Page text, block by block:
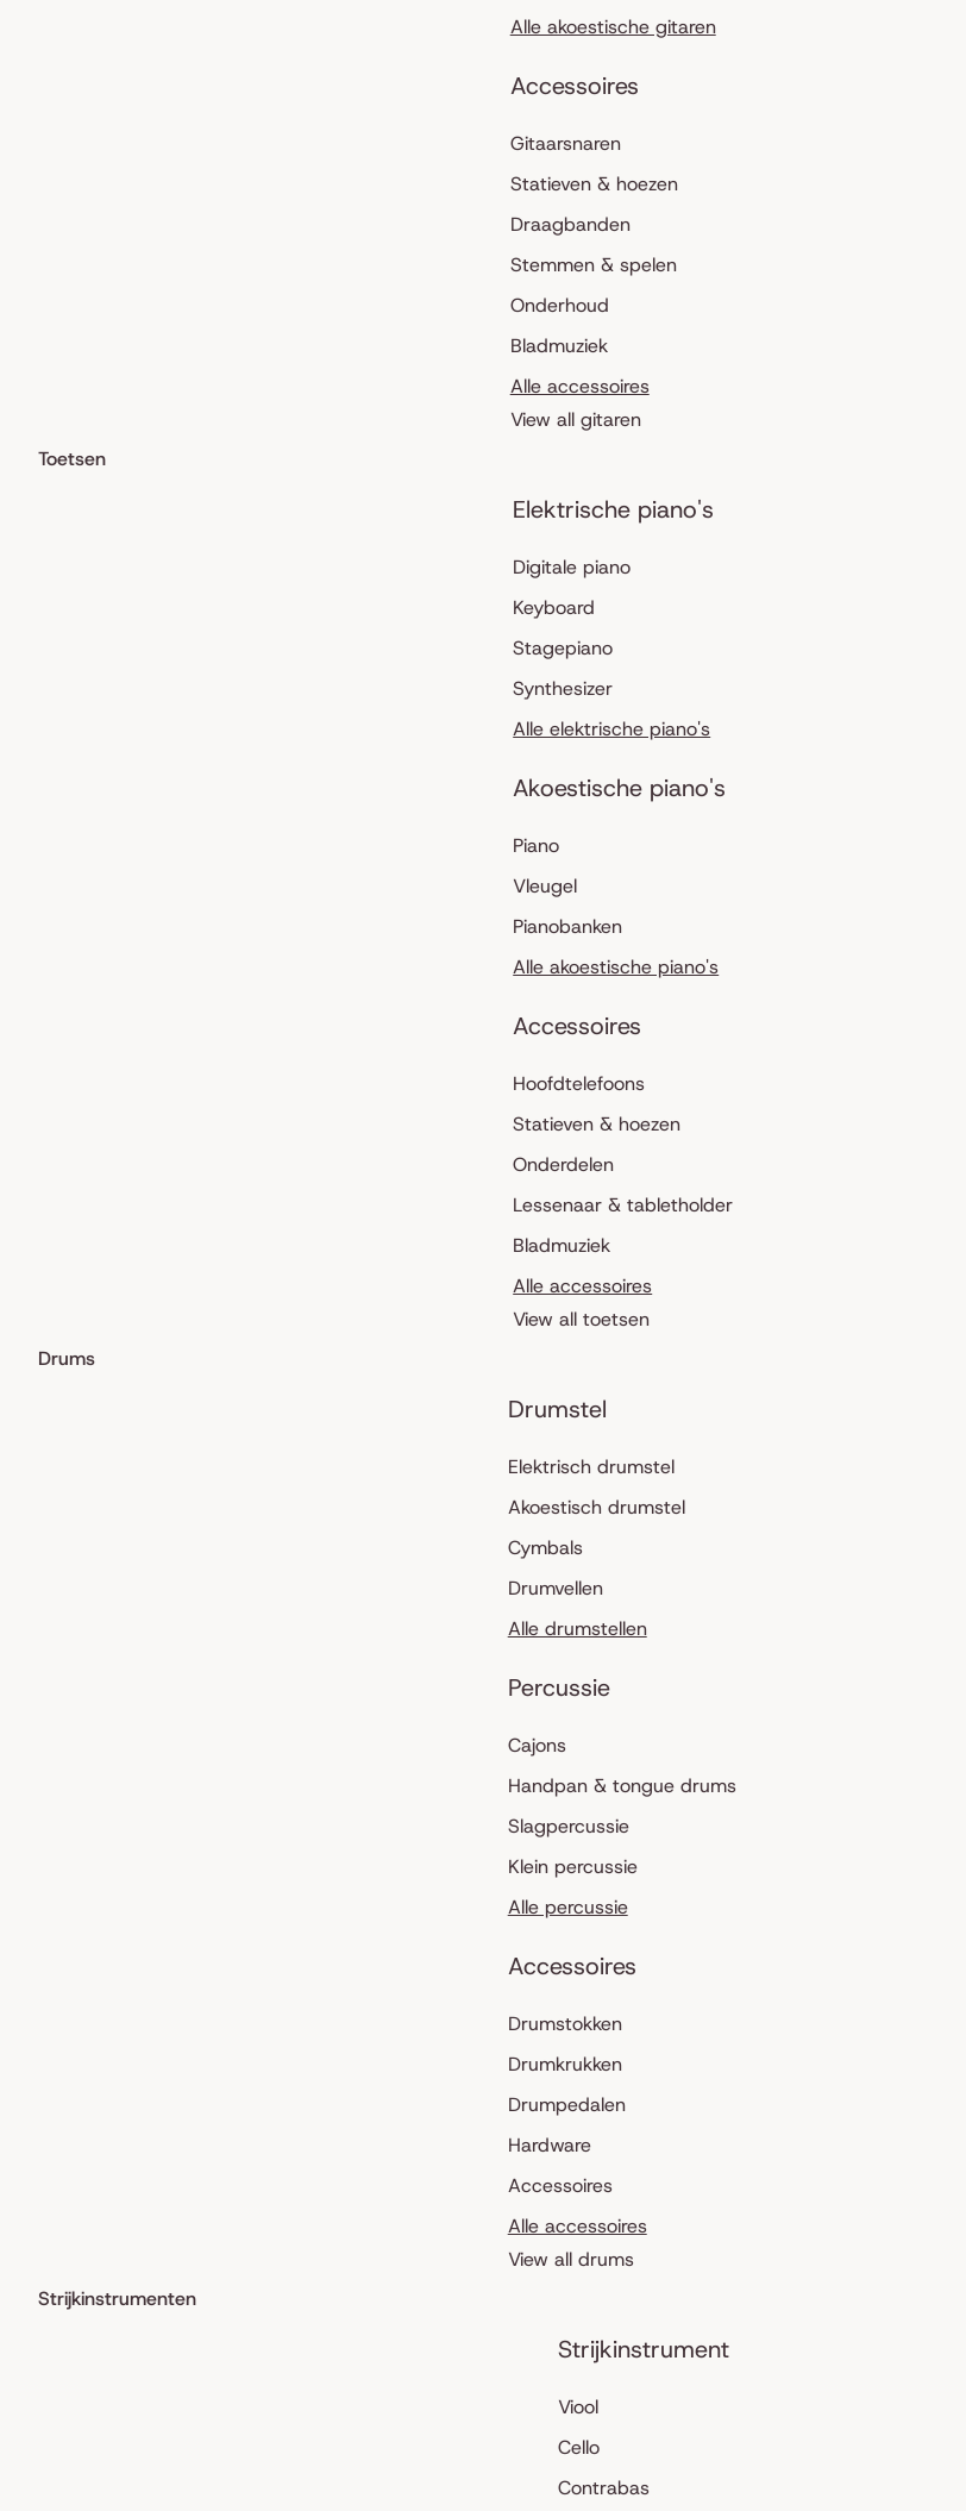
Alle akoestische gitaren
Accessoires
Gitaarsnaren
Statieven & hoezen
Draagbanden
Stemmen & spelen
Onderhoud
Bladmuziek
Alle accessoires
View all gitaren
Toetsen
Elektrische piano's
Digitale piano
Keyboard
Stagepiano
Synthesizer
Alle elektrische piano's
Akoestische piano's
Piano
Vleugel
Pianobanken
Alle akoestische piano's
Accessoires
Hoofdtelefoons
Statieven & hoezen
Onderdelen
Lessenaar & tabletholder
Bladmuziek
Alle accessoires
View all toetsen
Drums
Drumstel
Elektrisch drumstel
Akoestisch drumstel
Cymbals
Drumvellen
Alle drumstellen
Percussie
Cajons
Handpan & tongue drums
Slagpercussie
Klein percussie
Alle percussie
Accessoires
Drumstokken
Drumkrukken
Drumpedalen
Hardware
Accessoires
Alle accessoires
View all drums
Strijkinstrumenten
Strijkinstrument
Viool
Cello
Contrabas